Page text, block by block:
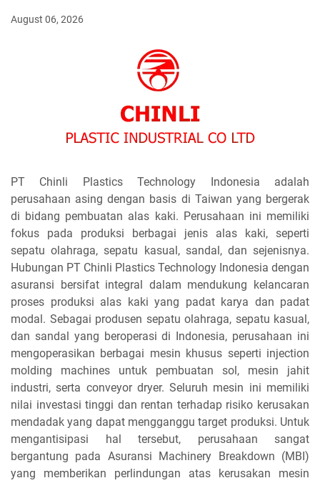
August 06, 2026
PT Chinli Plastics Technology Indonesia adalah
perusahaan asing dengan basis di Taiwan yang bergerak
di bidang pembuatan alas kaki. Perusahaan ini memiliki
fokus pada produksi berbagai jenis alas kaki, seperti
sepatu olahraga, sepatu kasual, sandal, dan sejenisnya.
Hubungan PT Chinli Plastics Technology Indonesia dengan
asuransi bersifat integral dalam mendukung kelancaran
proses produksi alas kaki yang padat karya dan padat
modal. Sebagai produsen sepatu olahraga, sepatu kasual,
dan sandal yang beroperasi di Indonesia, perusahaan ini
mengoperasikan berbagai mesin khusus seperti injection
molding machines untuk pembuatan sol, mesin jahit
industri, serta conveyor dryer. Seluruh mesin ini memiliki
nilai investasi tinggi dan rentan terhadap risiko kerusakan
mendadak yang dapat mengganggu target produksi. Untuk
mengantisipasi hal tersebut, perusahaan sangat
bergantung pada Asuransi Machinery Breakdown (MBI)
yang memberikan perlindungan atas kerusakan mesin